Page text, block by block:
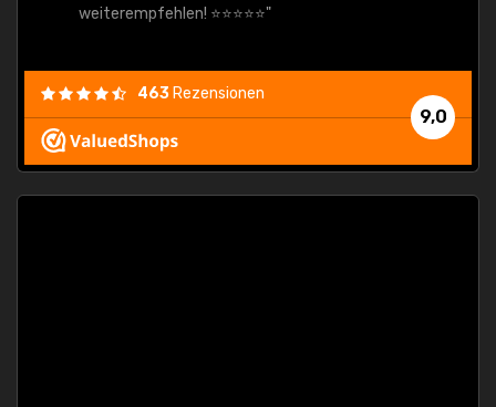
weiterempfehlen! ⭐⭐⭐⭐⭐"
9,0
463 Rezensionen